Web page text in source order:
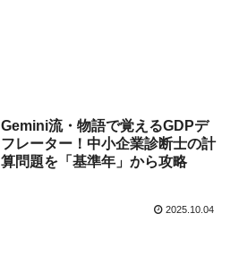
Gemini流・物語で覚えるGDPデ
フレーター！中小企業診断士の計
算問題を「基準年」から攻略
2025.10.04